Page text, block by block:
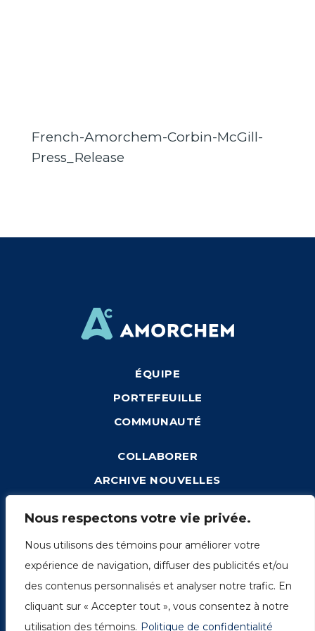
Nous respectons votre vie privée.
Nous utilisons des témoins pour améliorer votre
expérience de navigation, diffuser des publicités et/ou
des contenus personnalisés et analyser notre trafic. En
cliquant sur « Accepter tout », vous consentez à notre
utilisation des témoins. Politique de confidentialité
French-Amorchem-Corbin-McGill-
Press_Release
ÉQUIPE
PORTEFEUILLE
COMMUNAUTÉ
COLLABORER
ARCHIVE NOUVELLES
Montréal (Québec) H3H 2A1
info@amorchem.com